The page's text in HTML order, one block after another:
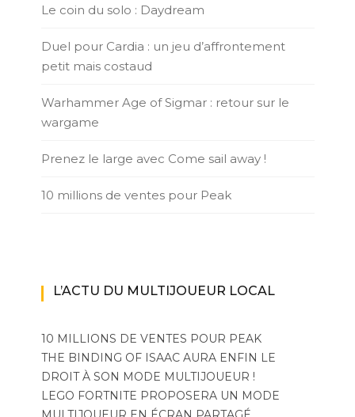
Le coin du solo : Daydream
Duel pour Cardia : un jeu d’affrontement
petit mais costaud
Warhammer Age of Sigmar : retour sur le
wargame
Prenez le large avec Come sail away !
10 millions de ventes pour Peak
L’ACTU DU MULTIJOUEUR LOCAL
10 MILLIONS DE VENTES POUR PEAK
THE BINDING OF ISAAC AURA ENFIN LE
DROIT À SON MODE MULTIJOUEUR !
LEGO FORTNITE PROPOSERA UN MODE